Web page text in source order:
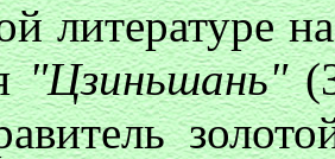
литературе
"Цзиньшань"